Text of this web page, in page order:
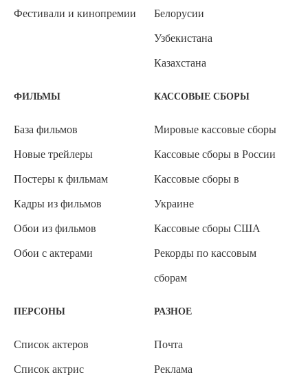
Фестивали и кинопремии Белорусии
Узбекистана
Казахстана
ФИЛЬМЫ
База фильмов
Новые трейлеры
Постеры к фильмам
Кадры из фильмов
Обои из фильмов
Обои с актерами
КАССОВЫЕ СБОРЫ
Мировые кассовые сборы
Кассовые сборы в России
Кассовые сборы в
Украине
Кассовые сборы США
Рекорды по кассовым
сборам
ПЕРСОНЫ
Список актеров
Список актрис
РАЗНОЕ
Почта
Реклама